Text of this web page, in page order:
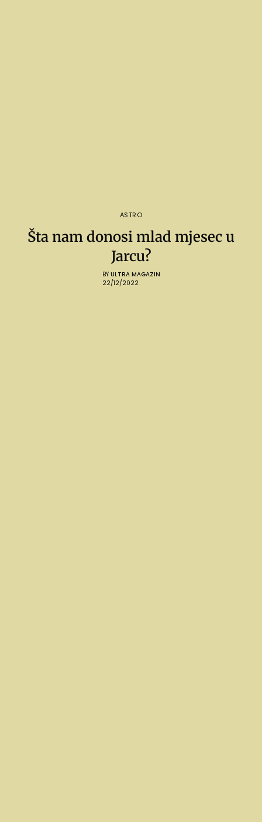
ASTRO
Šta nam donosi mlad mjesec u
Jarcu?
BY ULTRA MAGAZIN
22/12/2022